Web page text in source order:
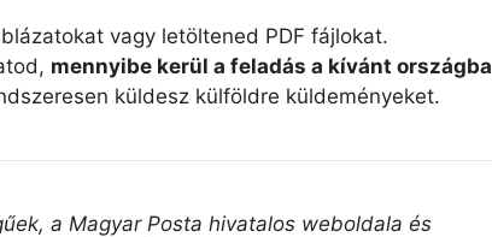
vagy letöltened PDF fájlokat.
mennyibe kerül a feladás a kívánt országba
küldesz külföldre küldeményeket.
a Magyar Posta hivatalos weboldala és